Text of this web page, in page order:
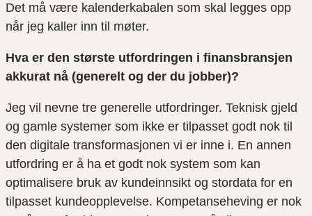
Det må være kalenderkabalen som skal legges opp
når jeg kaller inn til møter.
Hva er den største utfordringen i finansbransjen
akkurat nå (generelt og der du jobber)?
Jeg vil nevne tre generelle utfordringer. Teknisk gjeld
og gamle systemer som ikke er tilpasset godt nok til
den digitale transformasjonen vi er inne i. En annen
utfordring er å ha et godt nok system som kan
optimalisere bruk av kundeinnsikt og stordata for en
tilpasset kundeopplevelse. Kompetanseheving er nok